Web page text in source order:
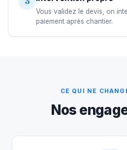
Vous validez le devis, on
paiement après chantier.
CE QUI NE
Nos